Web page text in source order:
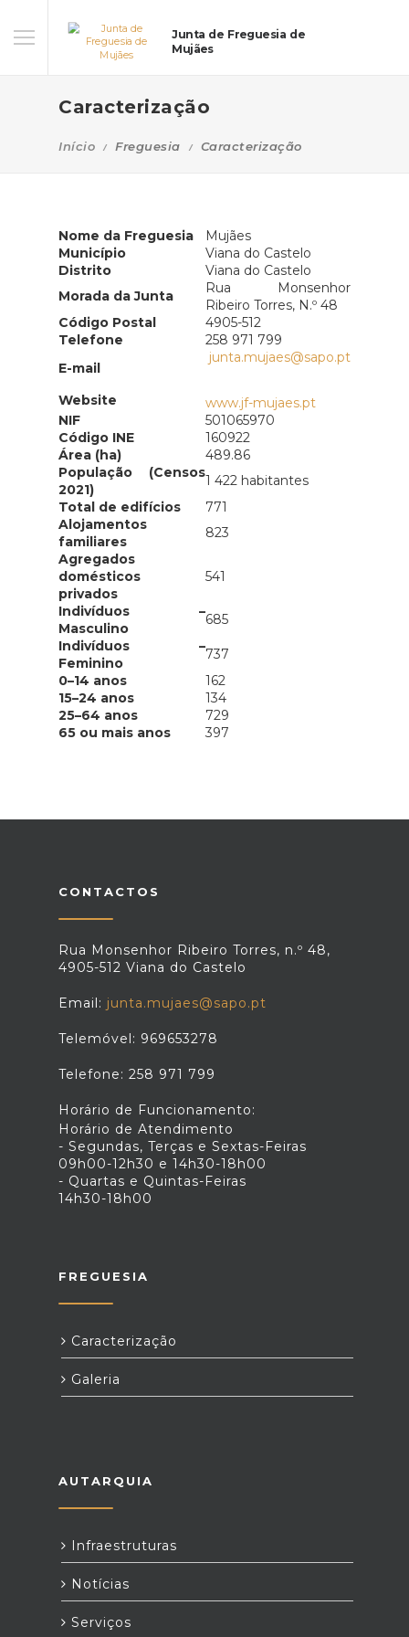
Junta de Freguesia de
Mujães
Caracterização
Início Freguesia Caracterização
Nome da Freguesia
Mujães
Município
Viana do Castelo
Distrito
Viana do Castelo
Morada da Junta
Rua Monsenhor
Ribeiro Torres, N.º 48
Código Postal
4905-512
Telefone
258 971 799
E-mail
junta.mujaes@sapo.pt
Website
www.jf-mujaes.pt
NIF
501065970
Código INE
160922
Área (ha)
489.86
População (Censos
2021)
1 422 habitantes
Total de edifícios
771
Alojamentos
familiares
823
Agregados
domésticos
privados
541
Indivíduos –
Masculino
685
Indivíduos –
Feminino
737
0–14 anos
162
15–24 anos
134
25–64 anos
729
65 ou mais anos
397
CONTACTOS
Rua Monsenhor Ribeiro Torres, n.º 48,
4905-512 Viana do Castelo
Email: junta.mujaes@sapo.pt
Telemóvel: 969653278
Telefone: 258 971 799
Horário de Funcionamento:
Horário de Atendimento
- Segundas, Terças e Sextas-Feiras
09h00-12h30 e 14h30-18h00
- Quartas e Quintas-Feiras
14h30-18h00
FREGUESIA
Caracterização
Galeria
AUTARQUIA
Infraestruturas
Notícias
Serviços